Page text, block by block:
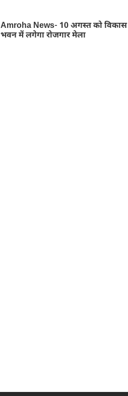
Amroha News- 10 अगस्त को विकास
भवन में लगेगा रोजगार मेला